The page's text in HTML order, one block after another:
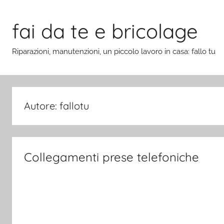
contenuto
fai da te e bricolage
Riparazioni, manutenzioni, un piccolo lavoro in casa: fallo tu
Autore: fallotu
Collegamenti prese telefoniche